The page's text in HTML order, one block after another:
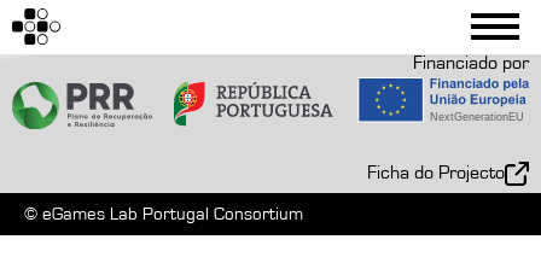
Financiado por
Ficha do Projecto
© eGames Lab Portugal Consortium